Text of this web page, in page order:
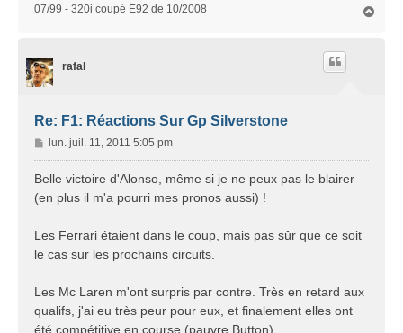
07/99 - 320i coupé E92 de 10/2008
rafal
Re: F1: Réactions Sur Gp Silverstone
M
e
a
e
lun. juil. 11, 2011 5:05 pm
Belle victoire d'Alonso, même si je ne peux pas le blairer
(en plus il m'a pourri mes pronos aussi) !
Les Ferrari étaient dans le coup, mais pas sûr que ce soit
le cas sur les prochains circuits.
Les Mc Laren m'ont surpris par contre. Très en retard aux
qualifs, j'ai eu très peur pour eux, et finalement elles ont
été compétitive en course.(pauvre Button)